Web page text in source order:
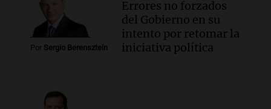
Por Sergio Berensztein
Errores no forzados
del Gobierno en su
intento por retomar la
iniciativa política